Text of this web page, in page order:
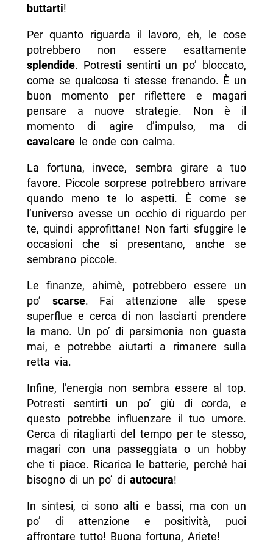
buttarti!
Per quanto riguarda il lavoro, eh, le cose
potrebbero non essere esattamente
splendide. Potresti sentirti un po’ bloccato,
come se qualcosa ti stesse frenando. È un
buon momento per riflettere e magari
pensare a nuove strategie. Non è il
momento di agire d’impulso, ma di
cavalcarele onde con calma.
La fortuna, invece, sembra girare a tuo
favore. Piccole sorprese potrebbero arrivare
quando meno te lo aspetti. È come se
l’universo avesse un occhio di riguardo per
te, quindi approfittane! Non farti sfuggire le
occasioni che si presentano, anche se
sembrano piccole.
Le finanze, ahimè, potrebbero essere un
po’ scarse. Fai attenzione alle spese
superflue e cerca di non lasciarti prendere
la mano. Un po’ di parsimonia non guasta
mai, e potrebbe aiutarti a rimanere sulla
retta via.
Infine, l’energia non sembra essere al top.
Potresti sentirti un po’ giù di corda, e
questo potrebbe influenzare il tuo umore.
Cerca di ritagliarti del tempo per te stesso,
magari con una passeggiata o un hobby
che ti piace. Ricarica le batterie, perché hai
bisogno di un po’ di autocura!
In sintesi, ci sono alti e bassi, ma con un
po’ di attenzione e positività, puoi
affrontare tutto! Buona fortuna, Ariete!